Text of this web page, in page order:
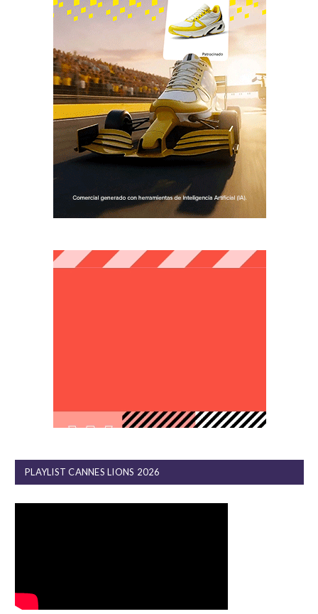
PLAYLIST CANNES LIONS 2026